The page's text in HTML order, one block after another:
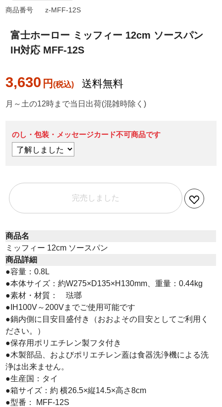
富士ホーロー ミッフィー 12cm ソースパン
IH対応 MFF-12S
3,630 円 送料無料
商品番号 z-MFF-12S
月～土の12時まで当日出荷(混雑時除く)
のし・包装・メッセージカード不可商品です
完売しました
商品名
ミッフィー 12cm ソースパン
商品詳細
●容量：0.8L
●本体サイズ：約W275×D135×H130mm、重量：0.44kg
●素材・材質： 琺瑯
●IH100V～200Vまでご使用可能です
●鍋内側に目安目盛付き（おおよその目安としてご利用く
ださい。）
●保存用ポリエチレン製フタ付き
●木製部品、およびポリエチレン蓋は食器洗浄機による洗
浄は出来ません。
●生産国：タイ
●箱サイズ：約 横26.5×縦14.5×高さ8cm
●型番： MFF-12S